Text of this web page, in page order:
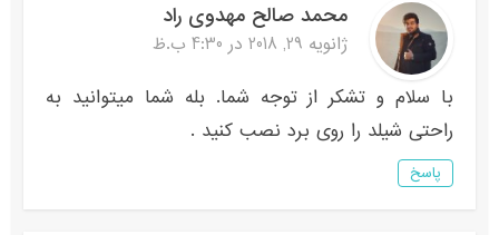
محمد صالح مهدوی راد
ژانویه 29, 2018 در 4:30 ب.ظ
با سلام و تشکر از توجه شما. بله شما میتوانید به
راحتی شیلد را روی برد نصب کنید .
پاسخ